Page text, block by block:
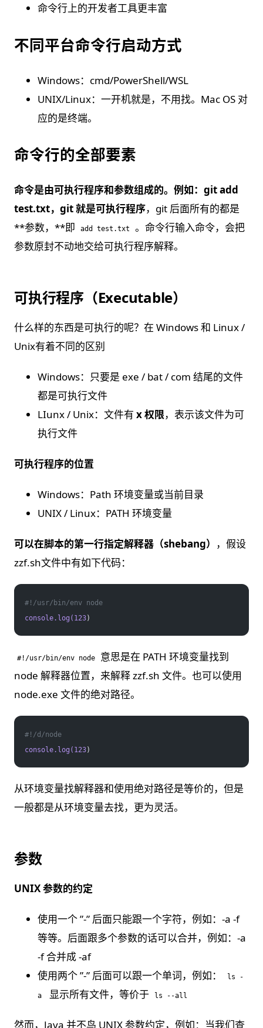
命令行上的开发者工具更丰富
不同平台命令行启动方式
Windows：cmd/PowerShell/WSL
UNIX/Linux：⼀开机就是，不⽤找。Mac OS 对
应的是终端。
命令行的全部要素
命令是由可执行程序和参数组成的。 例如：git add
test.txt，git 就是可执行程序，git 后面所有的都是
**参数，**即
add test.txt
。命令行输入命令，会把
参数原封不动地交给可执行程序解释。
可执行程序（Executable）
什么样的东西是可执行的呢？在 Windows 和 Linux /
Unix有着不同的区别
Windows：只要是 exe / bat / com 结尾的文件
都是可执行文件
LIunx / Unix：文件有 x 权限，表示该文件为可
执行文件
可执行程序的位置
Windows：Path 环境变量或当前⽬录
UNIX / Linux：PATH 环境变量
可以在脚本的第一行指定解释器（shebang）
，假设
zzf.sh文件中有如下代码：
#!/usr/bin/env node
console.log(123)
#!/usr/bin/env node
意思是在 PATH 环境变量找到
node 解释器位置，来解释 zzf.sh 文件。也可以使用
node.exe 文件的绝对路径。
#!/d/node
console.log(123)
从环境变量找解释器和使用绝对路径是等价的，但是
一般都是从环境变量去找，更为灵活。
参数
UNIX 参数的约定
使用一个 ”-” 后面只能跟一个字符，例如：-a -f
等等。后面跟多个参数的话可以合并，例如：-a
-f 合并成 -af
使用两个 ”-” 后面可以跟一个单词，例如：
ls -
a 显示所有文件，等价于 ls --all
然而，Java 并不鸟 UNIX 参数约定，例如：当我们查